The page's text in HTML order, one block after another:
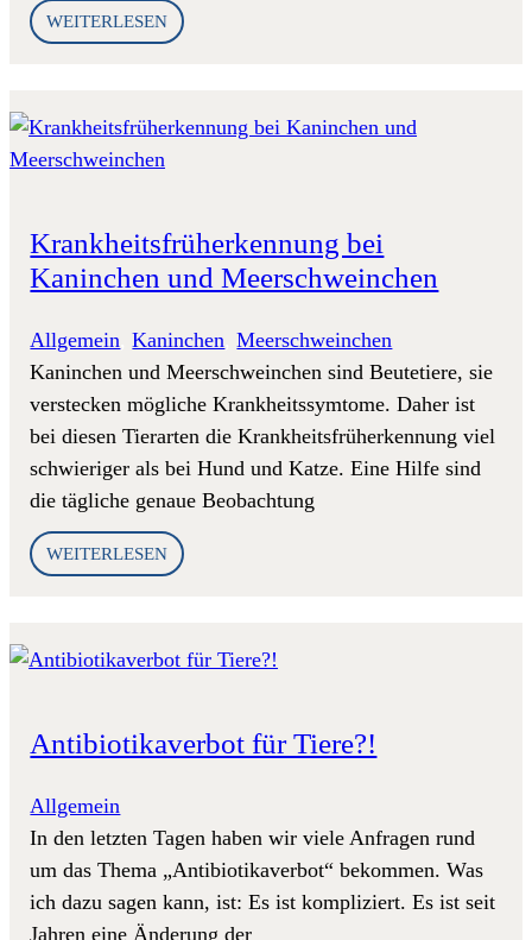
WEITERLESEN
Krankheitsfrüherkennung bei
Kaninchen und Meerschweinchen
Allgemein , Kaninchen , Meerschweinchen
Kaninchen und Meerschweinchen sind Beutetiere, sie
verstecken mögliche Krankheitssymtome. Daher ist
bei diesen Tierarten die Krankheitsfrüherkennung viel
schwieriger als bei Hund und Katze. Eine Hilfe sind
die tägliche genaue Beobachtung
WEITERLESEN
Antibiotikaverbot für Tiere?!
Allgemein
In den letzten Tagen haben wir viele Anfragen rund
um das Thema „Antibiotikaverbot“ bekommen. Was
ich dazu sagen kann, ist: Es ist kompliziert. Es ist seit
Jahren eine Änderung der